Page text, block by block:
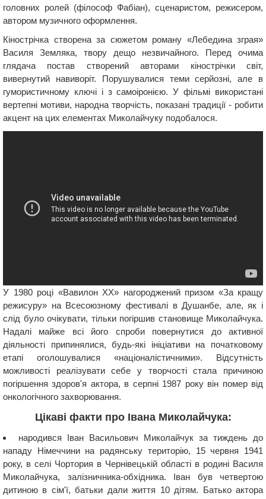
головних ролей (філософ Фабіан), сценаристом, режисером,
автором музичного оформлення.
Кінострічка створена за сюжетом роману «Лебедина зграя»
Василя Земляка, твору дещо незвичайного. Перед очима
глядача постав створений авторами кінострічки світ,
вивернутий навиворіт. Порушувалися теми серйозні, але в
гумористичному ключі і з самоіронією. У фільмі використані
вертепні мотиви, народна творчість, показані традиції - робити
акцент на цих елементах Миколайчуку подобалося.
У 1980 році «Вавилон ХХ» нагороджений призом «За кращу
режисуру» на Всесоюзному фестивалі в Душанбе, але, як і
слід було очікувати, тільки погіршив становище Миколайчука.
Надалі майже всі його спроби повернутися до активної
діяльності припинялися, будь-які ініціативи на початковому
етапі оголошувалися «націоналістичними». Відсутність
можливості реалізувати себе у творчості стала причиною
погіршення здоров'я актора, в серпні 1987 року він помер від
онкологічного захворювання.
Цікаві факти про Івана Миколайчука:
народився Іван Васильович Миколайчук за тиждень до
нападу Німеччини на радянську територію, 15 червня 1941
року, в селі Чортория в Чернівецькій області в родині Василя
Миколайчука, залізничника-обхідника. Іван був четвертою
дитиною в сім'ї, батьки дали життя 10 дітям. Батько актора